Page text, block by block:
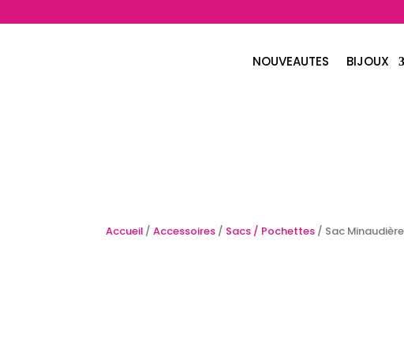
NOUVEAUTES BIJOUX
Accueil /Accessoires / Sacs / Pochettes / Sac